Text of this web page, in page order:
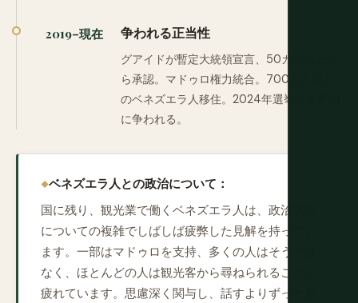
2019–現在 争われる正当性
グアイドが暫定大統領宣言、50カ国以上か
ら承認。マドゥロ権力統合。700万人以上
のベネズエラ人移住。2024年選挙が世界的
に争われる。
ベネズエラ人との政治について：
国に残り、観光業で働くベネズエラ人は、政治状況
についての複雑でしばしば疲弊した見解を持ってい
ます。一部はマドゥロを支持、多くの人はそうでは
なく、ほとんどの人は観光客から尋ねられることに
疲れています。思慮深く関与し、話すよりずっと多